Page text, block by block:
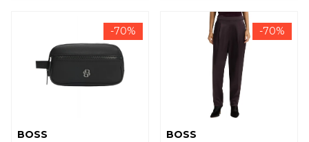
-70%
BOSS
-70%
BOSS